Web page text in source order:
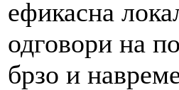
ефикасна
одговори на
брзо и